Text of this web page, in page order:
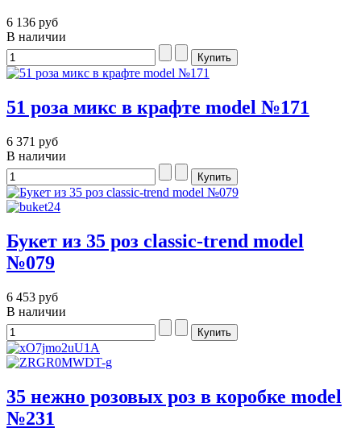
6 136 руб
В наличии
51 роза микс в крафте model №171
6 371 руб
В наличии
Букет из 35 роз сlassic-trend model
№079
6 453 руб
В наличии
35 нежно розовых роз в коробке model
№231